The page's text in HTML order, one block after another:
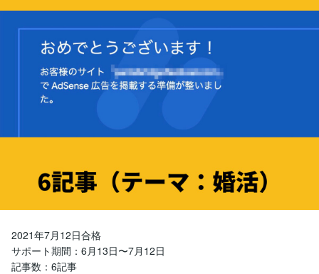
2021年7月12日合格
サポート期間：6月13日〜7月12日
記事数：6記事